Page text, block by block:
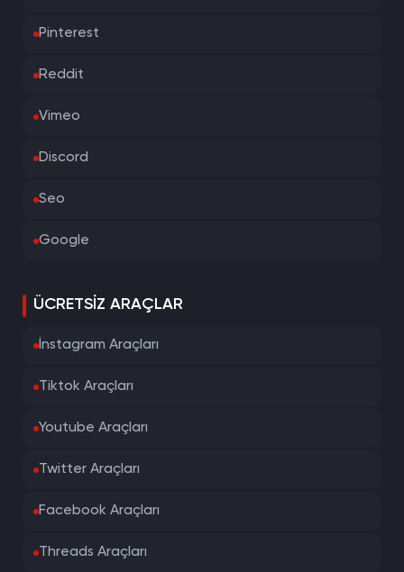
Pinterest
Reddit
Vimeo
Discord
Seo
Google
ÜCRETSIZ ARAÇLAR
İnstagram Araçları
Tiktok Araçları
Youtube Araçları
Twitter Araçları
Facebook Araçları
Threads Araçları